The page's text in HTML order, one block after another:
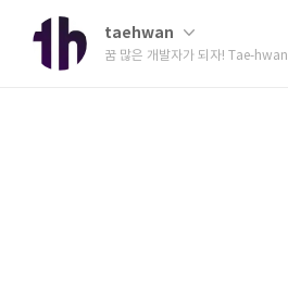
taehwan
꿈 많은 개발자가 되자! Tae-hwan